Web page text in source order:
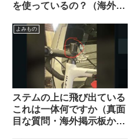
を使っているの？（海外掲
よみもの
ステムの上に飛び出ている
これは一体何ですか（真面
目な質問・海外掲示板か